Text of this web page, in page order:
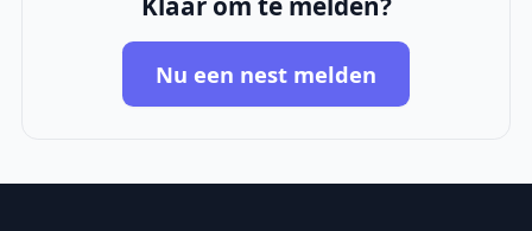
Nu een nest melden